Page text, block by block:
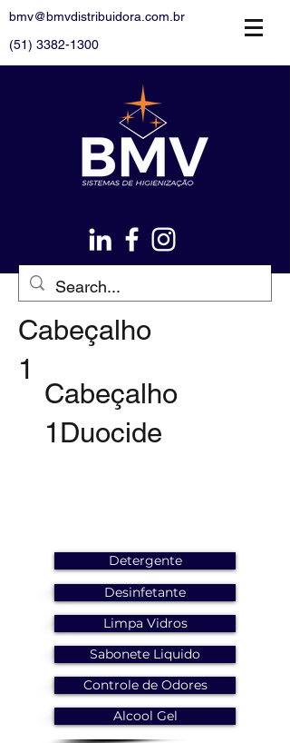
bmv@bmvdistribuidora.com.br
(51) 3382-1300
Cabeçalho
1
Cabeçalho
1Duocide
Detergente
Desinfetante
Limpa Vidros
Sabonete Liquido
Controle de Odores
Alcool Gel